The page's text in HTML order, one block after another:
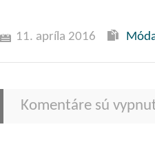
11. apríla 2016
Komentáre sú